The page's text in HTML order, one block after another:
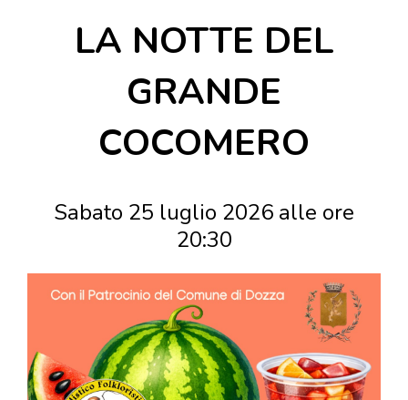
REGIONALELA NOTTE DEL
GRANDE
COCOMERO
Sabato 25 luglio 2026 alle ore
20:30